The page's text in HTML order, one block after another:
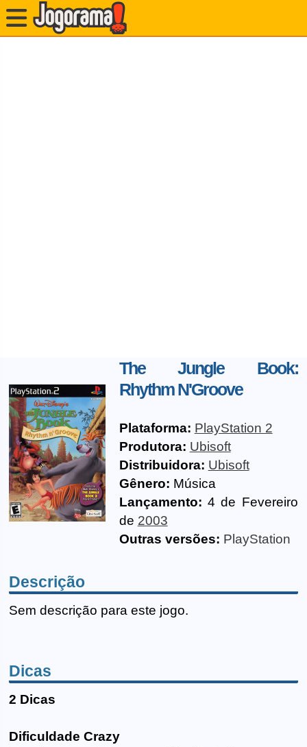
The Jungle Book:
Rhythm N'Groove
Plataforma: PlayStation 2
Produtora: Ubisoft
Distribuidora: Ubisoft
Gênero: Música
Lançamento: 4 de Fevereiro
de 2003
Outras versões: PlayStation
Descrição
Sem descrição para este jogo.
Dicas
2 Dicas
Dificuldade Crazy